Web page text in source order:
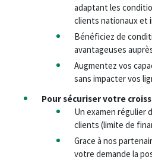
adaptant les
clients nationaux et
Bénéficiez de
avantageuses
Augmentez vos
sans impacter vos
Pour sécuriser votre
Un examen régulier
clients (limite de
Grace à nos
votre demande la